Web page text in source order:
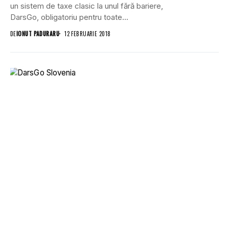
un sistem de taxe clasic la unul fără bariere,
DarsGo, obligatoriu pentru toate...
DEIONUT PADURARU 12 FEBRUARIE 2018